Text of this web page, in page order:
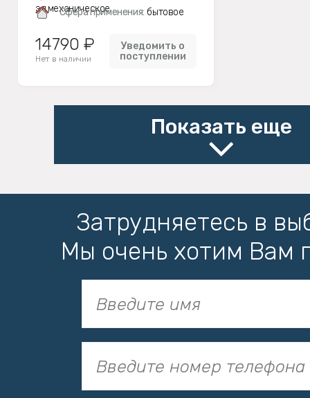
эл.механическое
Сфера применения: бытовое
14790 ₽
Нет в наличии
Уведомить о
поступлении
Показать еще
Затрудняетесь в
Мы очень хотим Вам